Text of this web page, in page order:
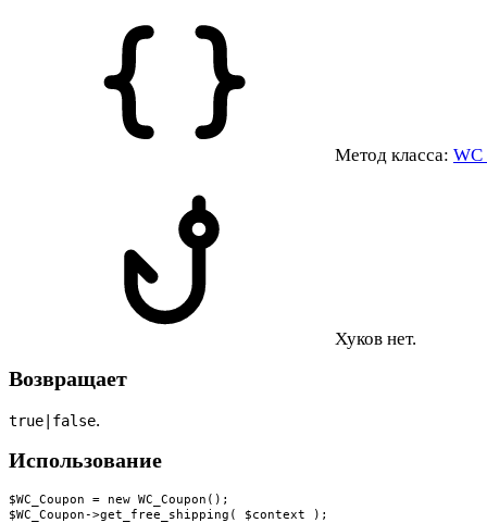
Метод класса:
Хуков нет.
Возвращает
true|false.
Использование
$WC_Coupon = new WC_Coupon();
$WC_Coupon->get_free_shipping( $context );